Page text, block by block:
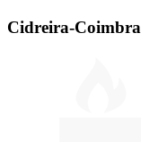
Cidreira-Coimbra